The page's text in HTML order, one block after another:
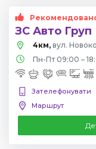
ЗС Авто Груп
4км, вул.
Пн-Пт 09:00 –
Зателефонувати
Маршрут